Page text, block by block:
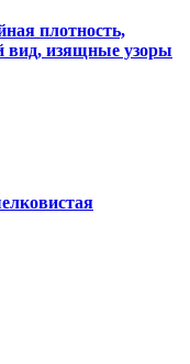
плотность,
вид, изящные узоры